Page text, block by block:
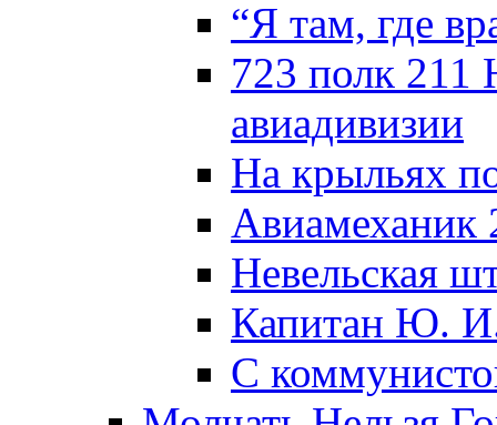
“Я там, где
723 полк 211
авиадивизии
На крыльях
Невельская
Капитан Ю.
С